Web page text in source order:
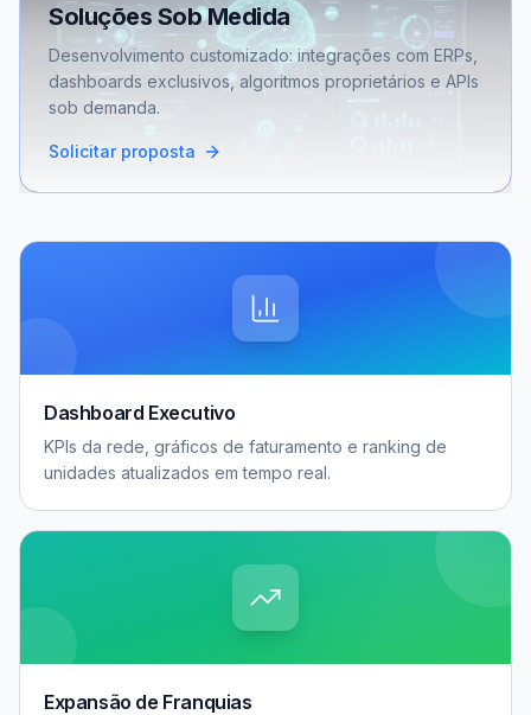
Soluções Sob Medida
Desenvolvimento customizado: integrações com ERPs,
dashboards exclusivos, algoritmos proprietários e APIs
sob demanda.
Solicitar proposta
Dashboard Executivo
KPIs da rede, gráficos de faturamento e ranking de
unidades atualizados em tempo real.
Expansão de Franquias